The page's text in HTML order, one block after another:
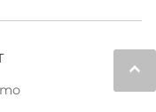
keyboard_arrow_up